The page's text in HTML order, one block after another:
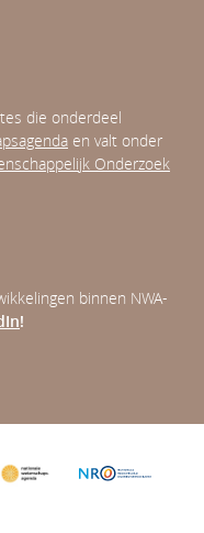
die onderdeel
en valt onder
Onderzoek
binnen NWA-
!